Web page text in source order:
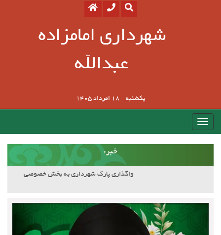
شهرداری امامزاده
عبدالله
یکشنبه 18 امرداد 1405
:خبر